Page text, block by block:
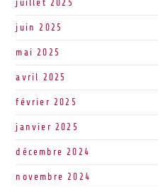
juillet 2025
juin 2025
mai 2025
avril 2025
février 2025
janvier 2025
décembre 2024
novembre 2024